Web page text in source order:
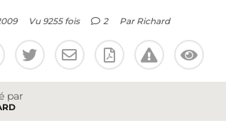
Vu 9255 fois 2 Par Richard
par